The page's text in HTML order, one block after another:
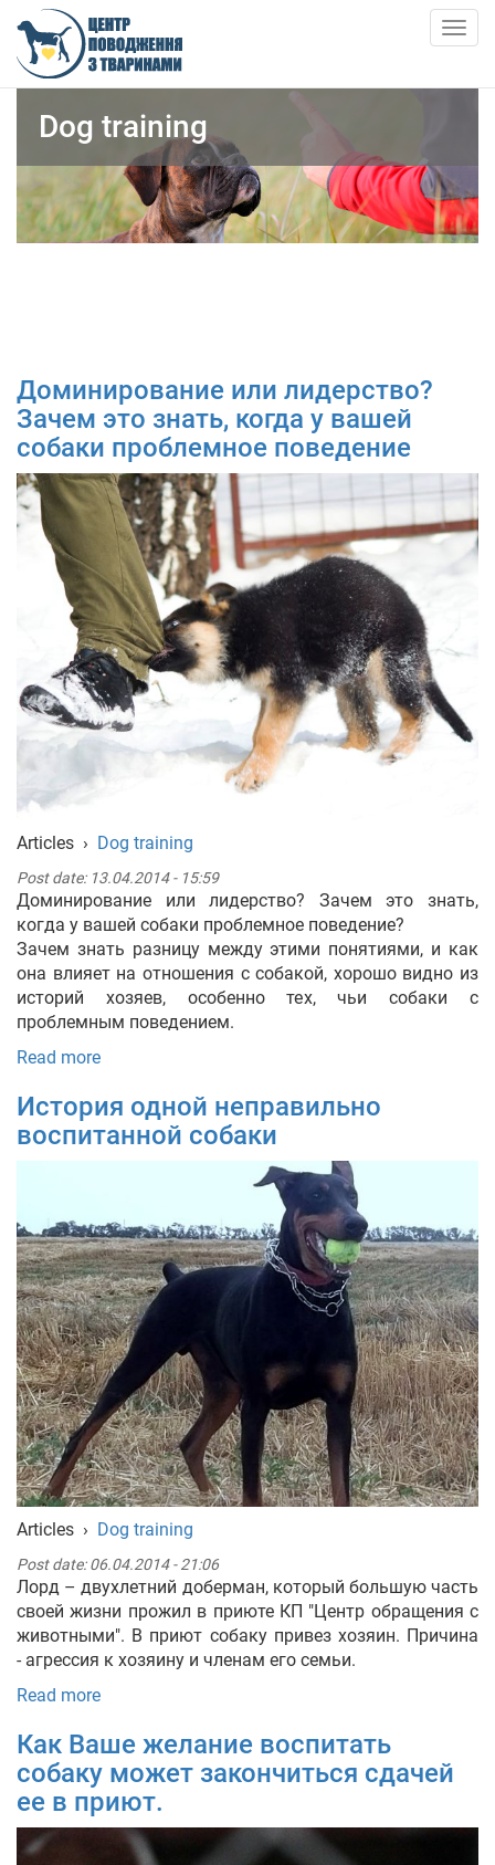
main
content
ABOUT US
ARTICLES
АНКЕТИ ТВАРИН
CONTACTS
Укр Рус Eng
Dog training
Доминирование или лидерство?
Зачем это знать, когда у вашей
собаки проблемное поведение
Articles › Dog training
Post date: 13.04.2014 - 15:59
Доминирование или лидерство? Зачем это знать,
когда у вашей собаки проблемное поведение?
Зачем знать разницу между этими понятиями, и как
она влияет на отношения с собакой, хорошо видно из
историй хозяев, особенно тех, чьи собаки с
проблемным поведением.
Read more
История одной неправильно
воспитанной собаки
Articles › Dog training
Post date:06.04.2014 - 21:06
Лорд – двухлетний доберман, который большую часть
своей жизни прожил в приюте КП "Центр обращения с
животными". В приют собаку привез хозяин. Причина
- агрессия к хозяину и членам его семьи.
Read more
Как Ваше желание воспитать
собаку может закончиться сдачей
ее в приют.